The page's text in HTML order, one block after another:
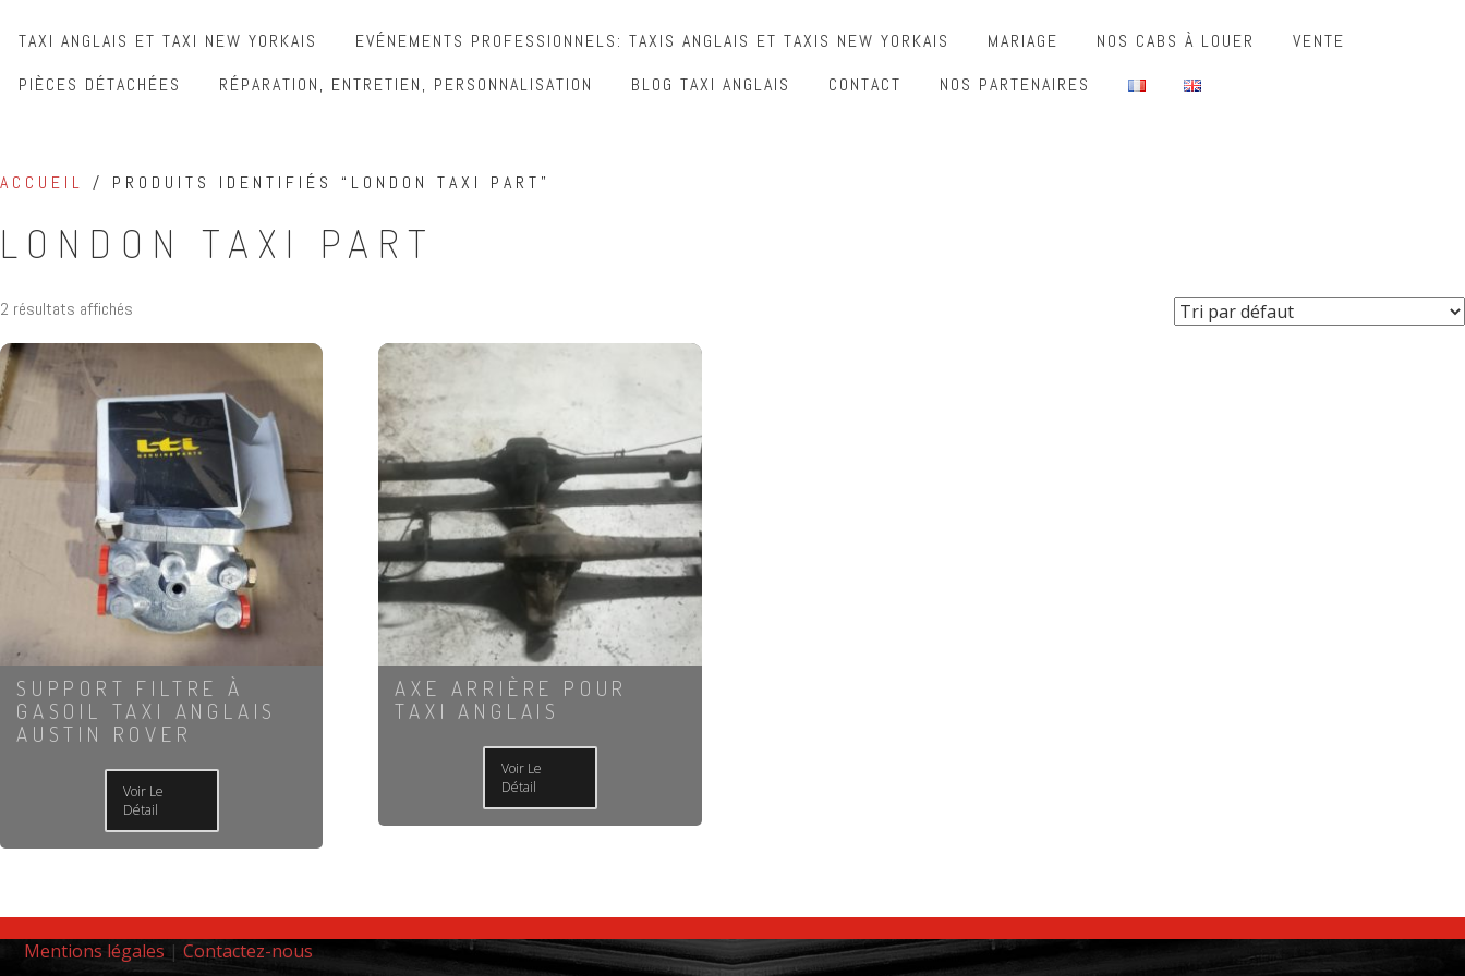
TAXI ANGLAIS ET TAXI NEW YORKAIS EVÉNEMENTS PROFESSIONNELS: TAXIS ANGLAIS ET TAXIS NEW YORKAIS MARIAGE NOS CABS À LOUER
VENTE
PIÈCES DÉTACHÉES
RÉPARATION, ENTRETIEN, PERSONNALISATION BLOG TAXI ANGLAIS CONTACT NOS PARTENAIRES
ACCUEIL / PRODUITS IDENTIFIÉS “LONDON TAXI PART”
LONDON TAXI PART
2 résultats affichés
SUPPORT FILTRE À
GASOIL TAXI ANGLAIS
AUSTIN ROVER
Voir Le
Détail
AXE ARRIÈRE POUR
TAXI ANGLAIS
Voir Le
Détail
Mentions légales | Contactez-nous